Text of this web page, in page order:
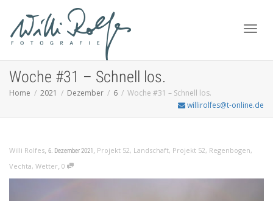
Woche #31 – Schnell los.
Home 2021 Dezember 6
Woche #31 – Schnell los.
willirolfes@t-online.de
Willi Rolfes, 6. Dezember 2021, Projekt 52, Landschaft, Projekt 52, Regenbogen,
Vechta, Wetter, 0